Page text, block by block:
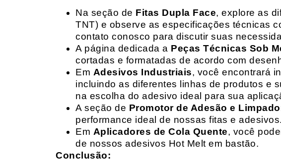
Na seção de Fitas Dupla Face, explore as
TNT) e observe as especificações técnicas
contato conosco para discutir suas
A página dedicada a Peças Técnicas Sob
cortadas e formatadas de acordo com
Em Adesivos Industriais, você encontrará
incluindo as diferentes linhas de produtos e
na escolha do adesivo ideal para sua
A seção de Promotor de Adesão e
performance ideal de nossas fitas e adesivos.
Em Aplicadores de Cola Quente, você
de nossos adesivos Hot Melt em bastão.
Conclusão: